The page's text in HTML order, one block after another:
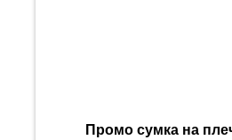
Промо сумка на